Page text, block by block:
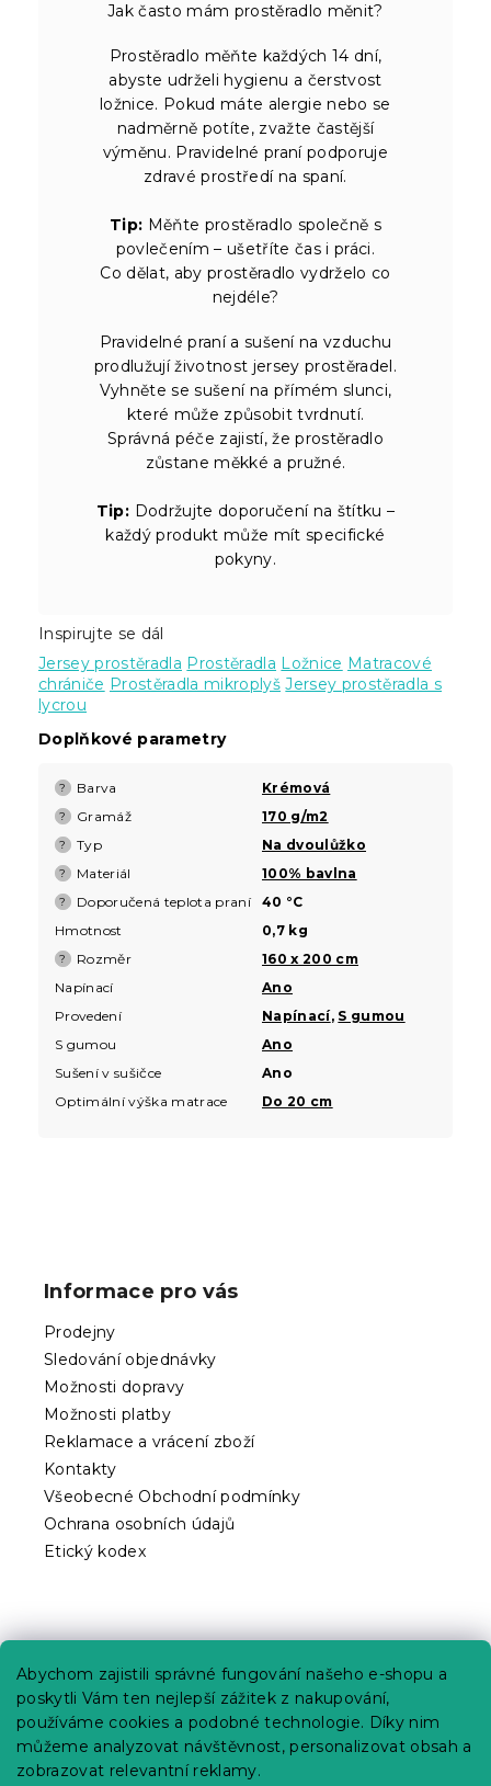
Abychom zajistili správné fungování našeho e-shopu a
poskytli Vám ten nejlepší zážitek z nakupování,
používáme cookies a podobné technologie. Díky nim
můžeme analyzovat návštěvnost, personalizovat obsah a
zobrazovat relevantní reklamy.
Jak často mám prostěradlo měnit?
Prostěradlo měňte každých 14 dní,
abyste udrželi hygienu a čerstvost
ložnice. Pokud máte alergie nebo se
nadměrně potíte, zvažte častější
výměnu. Pravidelné praní podporuje
zdravé prostředí na spaní.
Tip: Měňte prostěradlo společně s
povlečením – ušetříte čas i práci.
Co dělat, aby prostěradlo vydrželo co
nejdéle?
Pravidelné praní a sušení na vzduchu
prodlužují životnost jersey prostěradel.
Vyhněte se sušení na přímém slunci,
které může způsobit tvrdnutí.
Správná péče zajistí, že prostěradlo
zůstane měkké a pružné.
Tip: Dodržujte doporučení na štítku –
každý produkt může mít specifické
pokyny.
Inspirujte se dál
Jersey prostěradla Prostěradla Ložnice Matracové
chrániče Prostěradla mikroplyš Jersey prostěradla s
lycrou
Doplňkové parametry
? Barva Krémová
? Gramáž 170 g/m2
? Typ Na dvoulůžko
? Materiál 100% bavlna
? Doporučená teplota praní
40 °C
Hmotnost
0,7 kg
? Rozměr
160 x 200 cm
Napínací
Ano
Provedení
Napínací, S gumou
S gumou
Ano
Sušení v sušičce
Ano
Optimální výška matrace
Do 20 cm
Informace pro vás
Prodejny
Sledování objednávky
Možnosti dopravy
Možnosti platby
Reklamace a vrácení zboží
Kontakty
Všeobecné Obchodní podmínky
Ochrana osobních údajů
Etický kodex
Kariéra
Poptávky a B2B spolupráce
Proč se u nás registrovat?